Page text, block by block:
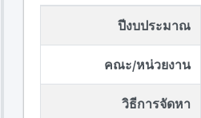
ปีงบประมาณ
คณะ/หน่วยงาน
วิธีการจัดหา